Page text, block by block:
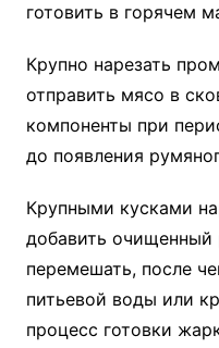
готовить в горячем
Крупно нарезать
отправить мясо в
компоненты при
до появления
Крупными кусками
добавить очищенный
перемешать, после
питьевой воды или
процесс готовки